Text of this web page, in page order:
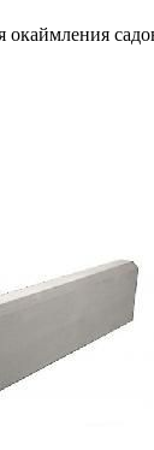
окаймления